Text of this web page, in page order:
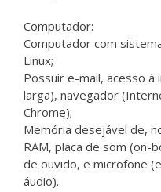
Computador:
Computador com
Linux;
Possuir e-mail, acesso
larga), navegador
Chrome);
Memória desejável de,
RAM, placa de som (on-
de ouvido, e microfone
áudio).